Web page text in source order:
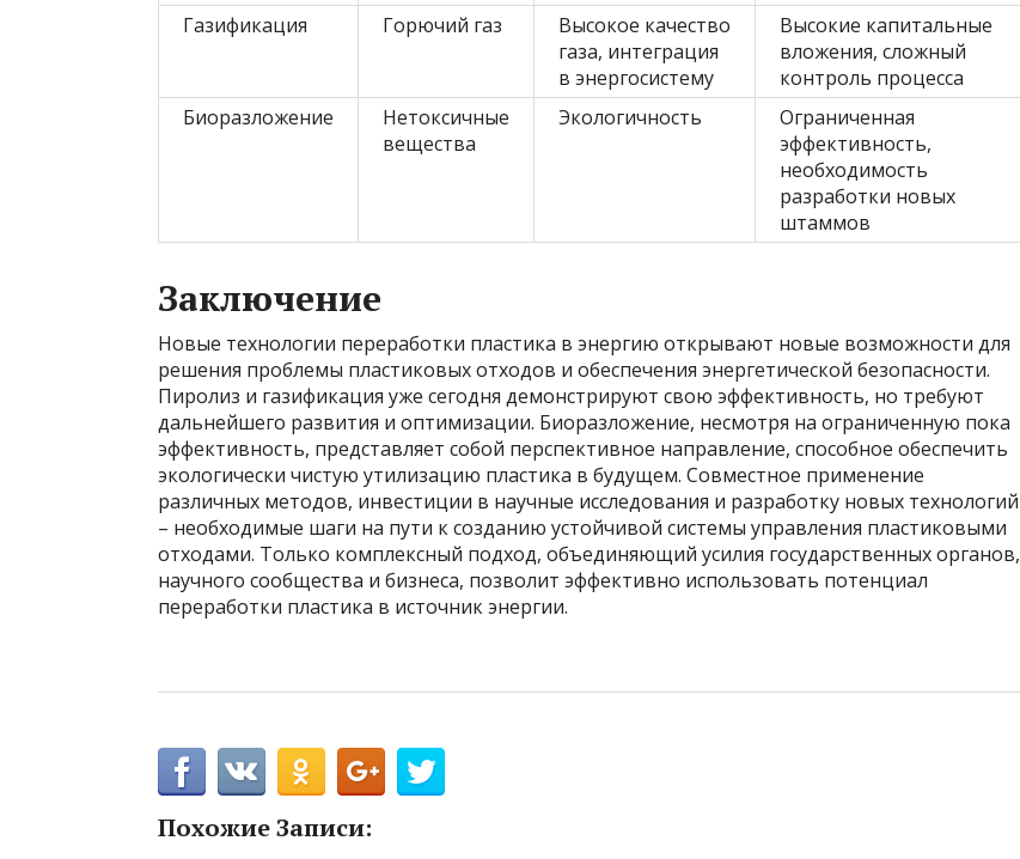
Газификация Горючий газ
Высокое качество
газа, интеграция
в энергосистему
Высокие капитальные
вложения, сложный
контроль процесса
Биоразложение
Нетоксичные
вещества
Экологичность
Ограниченная
эффективность,
необходимость
разработки новых
штаммов
Заключение
Новые технологии переработки пластика в энергию открывают новые возможности для
решения проблемы пластиковых отходов и обеспечения энергетической безопасности.
Пиролиз и газификация уже сегодня демонстрируют свою эффективность, но требуют
дальнейшего развития и оптимизации. Биоразложение, несмотря на ограниченную пока
эффективность, представляет собой перспективное направление, способное обеспечить
экологически чистую утилизацию пластика в будущем. Совместное применение
различных методов, инвестиции в научные исследования и разработку новых технологий
– необходимые шаги на пути к созданию устойчивой системы управления пластиковыми
отходами. Только комплексный подход, объединяющий усилия государственных органов,
научного сообщества и бизнеса, позволит эффективно использовать потенциал
переработки пластика в источник энергии.
Похожие Записи: